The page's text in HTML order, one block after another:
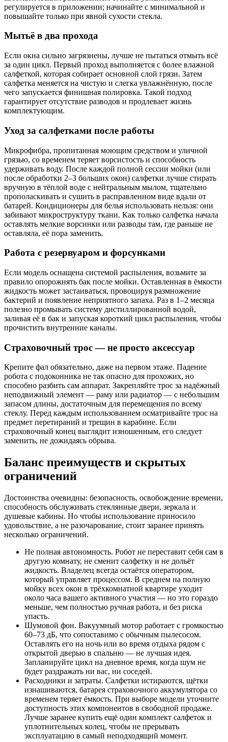
регулируется в приложении; начинайте с минимальной и
повышайте только при явной сухости стекла.
Мытьё в два прохода
Если окна сильно загрязнены, лучше не пытаться отмыть всё
за один цикл. Первый проход выполняется с более влажной
салфеткой, которая собирает основной слой грязи. Затем
салфетка меняется на чистую и слегка увлажнённую, после
чего запускается финишная полировка. Такой подход
гарантирует отсутствие разводов и продлевает жизнь
комплектующим.
Уход за салфетками после работы
Микрофибра, пропитанная моющим средством и уличной
грязью, со временем теряет ворсистость и способность
удерживать воду. После каждой полной сессии мойки (или
после обработки 2–3 больших окон) салфетки лучше стирать
вручную в тёплой воде с нейтральным мылом, тщательно
прополаскивать и сушить в расправленном виде вдали от
батарей. Кондиционеры для белья использовать нельзя: они
забивают микроструктуру ткани. Как только салфетка начала
оставлять мелкие ворсинки или разводы там, где раньше не
оставляла, её пора заменить.
Работа с резервуаром и форсунками
Если модель оснащена системой распыления, возьмите за
правило опорожнять бак после мойки. Оставленная в ёмкости
жидкость может застаиваться, провоцируя размножение
бактерий и появление неприятного запаха. Раз в 1–2 месяца
полезно промывать систему дистиллированной водой,
заливая её в бак и запуская короткий цикл распыления, чтобы
прочистить внутренние каналы.
Страховочный трос — не просто аксессуар
Крепите фал обязательно, даже на первом этаже. Падение
робота с подоконника не так опасно для прохожих, но
способно разбить сам аппарат. Закрепляйте трос за надёжный
неподвижный элемент — раму или радиатор — с небольшим
запасом длины, достаточным для перемещения по всему
стеклу. Перед каждым использованием осматривайте трос на
предмет перетираний и трещин в карабине. Если
страховочный конец выглядит изношенным, его следует
заменить, не дожидаясь обрыва.
Баланс преимуществ и скрытых
ограничений
Достоинства очевидны: безопасность, освобождение времени,
способность обслуживать стеклянные двери, зеркала и
душевые кабины. Но чтобы использование приносило
удовольствие, а не разочарование, стоит заранее принять
несколько ограничений.
Не полная автономность. Робот не переставит себя сам в
другую комнату, не сменит салфетку и не дольёт
жидкость. Владелец всегда остаётся оператором,
который управляет процессом. В среднем на полную
мойку всех окон в трёхкомнатной квартире уходит
около часа вашего активного участия — но это гораздо
меньше, чем полностью ручная работа, и без риска
упасть.
Шумовой фон. Вакуумный мотор работает с громкостью
60–73 дБ, что сопоставимо с обычным пылесосом.
Оставлять его на ночь или во время отдыха рядом с
открытой дверью в спальню — не лучшая идея.
Запланируйте цикл на дневное время, когда шум не
будет раздражать ни вас, ни соседей.
Расходники и затраты. Салфетки истираются, щётки
изнашиваются, батарея страховочного аккумулятора со
временем теряет ёмкость. При выборе модели уточните
доступность этих компонентов в свободной продаже.
Лучше заранее купить ещё один комплект салфеток и
уплотнительных колец, чтобы не прерывать
эксплуатацию в самый неподходящий момент.